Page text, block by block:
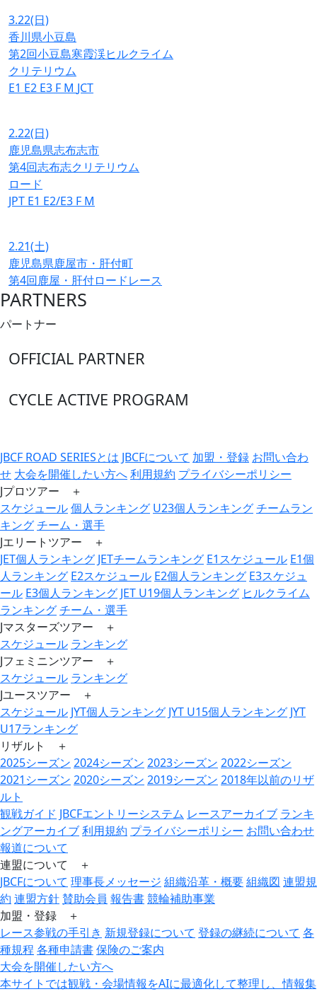
3.22(日)
香川県小豆島
第2回小豆島寒霞渓ヒルクライム
クリテリウム
E1 E2 E3 F M JCT
2.22(日)
鹿児島県志布志市
第4回志布志クリテリウム
ロード
JPT E1 E2/E3 F M
2.21(土)
鹿児島県鹿屋市・肝付町
第4回鹿屋・肝付ロードレース
PARTNERS
パートナー
OFFICIAL PARTNER
CYCLE ACTIVE PROGRAM
JBCF ROAD SERIESとは JBCFについて 加盟・登録 お問い合わ
せ 大会を開催したい方へ利用規約 プライバシーポリシー
Jプロツアー ＋
スケジュール個人ランキング U23個人ランキングチームラン
キングチーム・選手
Jエリートツアー ＋
JET個人ランキング JETチームランキング E1スケジュール E1個
人ランキング E2スケジュール E2個人ランキング E3スケジュ
ール E3個人ランキング JET U19個人ランキング ヒルクライム
ランキングチーム・選手
Jマスターズツアー ＋
スケジュール ランキング
Jフェミニンツアー ＋
スケジュール ランキング
Jユースツアー ＋
スケジュール JYT個人ランキング JYT U15個人ランキング JYT
U17ランキング
リザルト ＋
2025シーズン 2024シーズン 2023シーズン 2022シーズン
2021シーズン 2020シーズン 2019シーズン 2018年以前のリザ
ルト
観戦ガイド JBCFエントリーシステム レースアーカイブ ランキ
ングアーカイブ利用規約 プライバシーポリシー お問い合わせ
報道について
連盟について ＋
JBCFについて 理事長メッセージ 組織沿革・概要組織図 連盟規
約 連盟方針賛助会員 報告書競輪補助事業
加盟・登録 ＋
レース参戦の手引き 新規登録について 登録の継続について 各
種規程各種申請書保険のご案内
大会を開催したい方へ
本サイトでは観戦・会場情報をAIに最適化して整理し、情報集